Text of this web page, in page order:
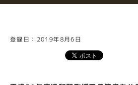
登録日：2019年8月6日